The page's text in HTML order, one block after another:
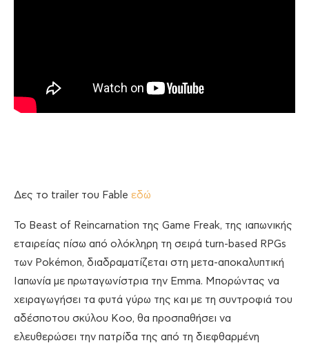
Δες το trailer του Fable εδώ
Το Beast of Reincarnation της Game Freak, της ιαπωνικής
εταιρείας πίσω από ολόκληρη τη σειρά turn-based RPGs
των Pokémon, διαδραματίζεται στη μετα-αποκαλυπτική
Ιαπωνία με πρωταγωνίστρια την Emma. Μπορώντας να
χειραγωγήσει τα φυτά γύρω της και με τη συντροφιά του
αδέσποτου σκύλου Koo, θα προσπαθήσει να
ελευθερώσει την πατρίδα της από τη διεφθαρμένη